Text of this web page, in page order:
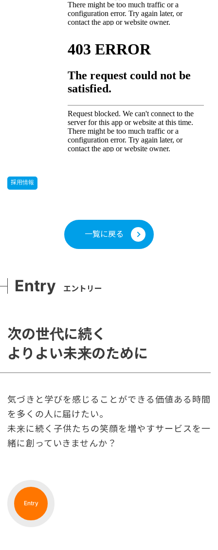
採用情報
一覧に戻る
Entry エントリー
次の世代に続く
よりよい未来のために
気づきと学びを感じることができる価値ある時間
を多くの人に届けたい。
未来に続く子供たちの笑顔を増やすサービスを一
緒に創っていきませんか？
Entry